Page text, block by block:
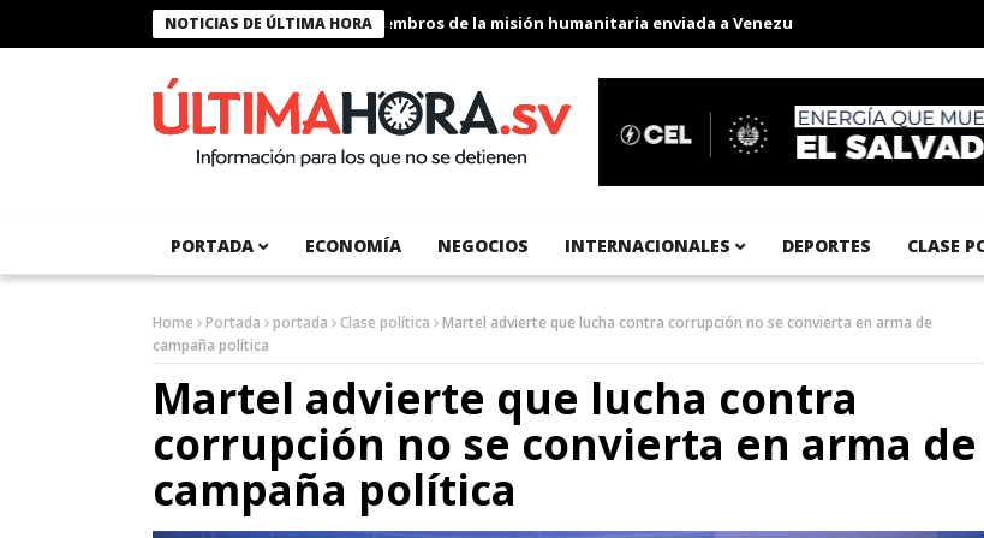
NOTICIAS DE ÚLTIMA HORA
Presidente Bukele condecora a miembros de la misión humanitaria enviada a Venezuela Aeropuerto
PORTADA ECONOMÍA NEGOCIOS INTERNACIONALES DEPORTES CLASE
Home Portada portada Clase política
Martel advierte que lucha contra corrupción no se convierta en arma de
campaña política
Martel advierte que lucha contra
corrupción no se convierta en arma de
campaña política